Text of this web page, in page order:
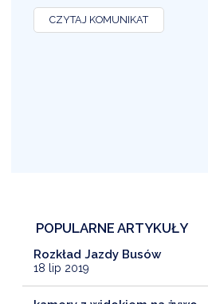
CZYTAJ KOMUNIKAT
POPULARNE ARTYKUŁY
Rozkład Jazdy Busów
18 lip 2019